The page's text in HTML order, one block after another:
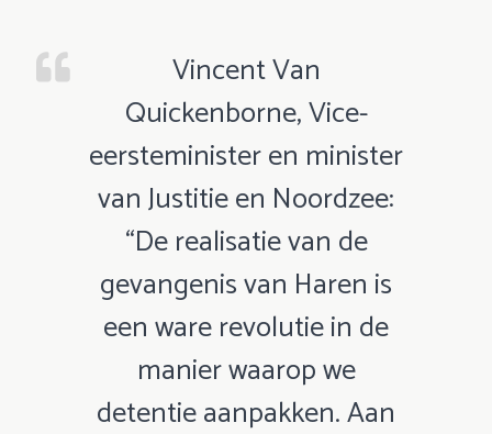
Vincent Van
Quickenborne, Vice-
eersteminister en minister
van Justitie en Noordzee:
“De realisatie van de
gevangenis van Haren is
een ware revolutie in de
manier waarop we
detentie aanpakken. Aan